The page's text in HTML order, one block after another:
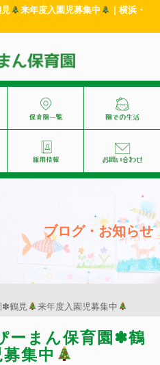
来年度入園児募集中
| 横浜・
ブログ・お知らせ
✽鶴見
来年度入園児募集中
ーまん保育園✽鶴
集中